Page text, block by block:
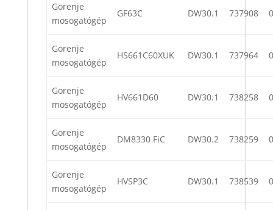
Gorenje
mosogatógép
GF63C DW30.1 737908
Gorenje
mosogatógép
HS661C60XUK DW30.1 737964
Gorenje
mosogatógép
HV661D60 DW30.1 738258
Gorenje
mosogatógép
DM8330 FiC DW30.2 738259
Gorenje
mosogatógép
HVSP3C DW30.1 738539